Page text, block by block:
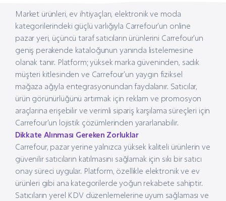
Market ürünleri, ev ihtiyaçları, elektronik ve moda
kategorilerindeki güçlü varlığıyla Carrefour’un online
pazar yeri, üçüncü taraf satıcıların ürünlerini Carrefour’un
geniş perakende kataloğunun yanında listelemesine
olanak tanır. Platform; yüksek marka güveninden, sadık
müşteri kitlesinden ve Carrefour’un yaygın fiziksel
mağaza ağıyla entegrasyonundan faydalanır. Satıcılar,
ürün görünürlüğünü artırmak için reklam ve promosyon
araçlarına erişebilir ve verimli sipariş karşılama süreçleri için
Carrefour’un lojistik çözümlerinden yararlanabilir.
Dikkate Alınması Gereken Zorluklar
Carrefour, pazar yerine yalnızca yüksek kaliteli ürünlerin ve
güvenilir satıcıların katılmasını sağlamak için sıkı bir satıcı
onay süreci uygular. Platform, özellikle elektronik ve ev
ürünleri gibi ana kategorilerde yoğun rekabete sahiptir.
Satıcıların yerel KDV düzenlemelerine uyum sağlaması ve